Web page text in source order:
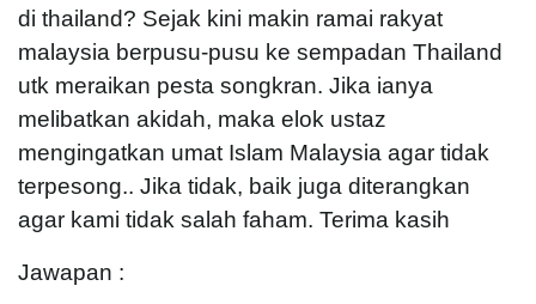
di thailand? Sejak kini makin ramai rakyat
malaysia berpusu-pusu ke sempadan Thailand
utk meraikan pesta songkran. Jika ianya
melibatkan akidah, maka elok ustaz
mengingatkan umat Islam Malaysia agar tidak
terpesong.. Jika tidak, baik juga diterangkan
agar kami tidak salah faham. Terima kasih
Jawapan :